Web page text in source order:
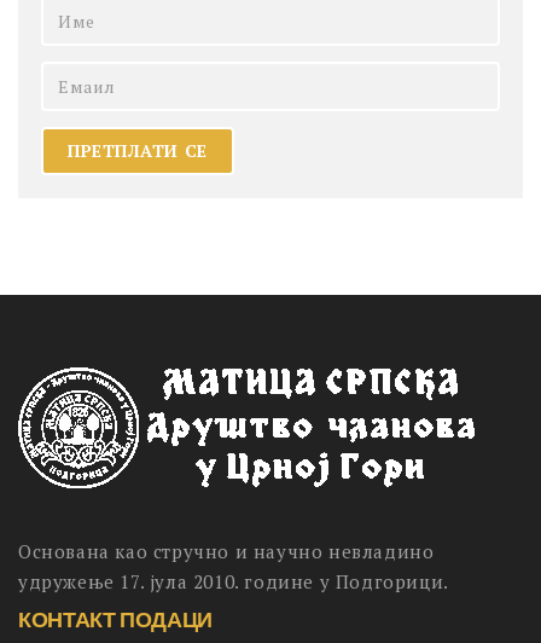
Основана као стручно и научно невладино
удружење 17. јула 2010. године у Подгорици.
КОНТАКТ ПОДАЦИ